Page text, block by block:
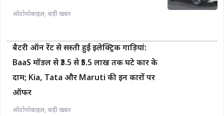
ऑटोमोबाइल, बड़ी खबर
बैटरी ऑन रेंट से सस्ती हुईं इलेक्ट्रिक गाड़ियां:
BaaS मॉडल से ₹3.5 से ₹5.5 लाख तक घटे कार के
दाम; Kia, Tata और Maruti की इन कारों पर
ऑफर
ऑटोमोबाइल, बड़ी खबर